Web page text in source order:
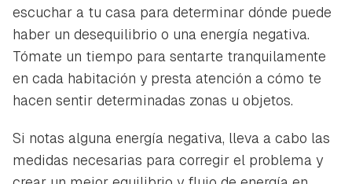
escuchar a tu casa para determinar dónde puede
haber un desequilibrio o una energía negativa.
Tómate un tiempo para sentarte tranquilamente
en cada habitación y presta atención a cómo te
hacen sentir determinadas zonas u objetos.
Si notas alguna energía negativa, lleva a cabo las
medidas necesarias para corregir el problema y